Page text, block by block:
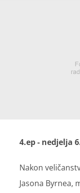
4.ep - nedjelja
Nakon
Jasona Byrnea,